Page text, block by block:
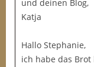
und deinen Blog,
Katja
Hallo Stephanie,
ich habe das